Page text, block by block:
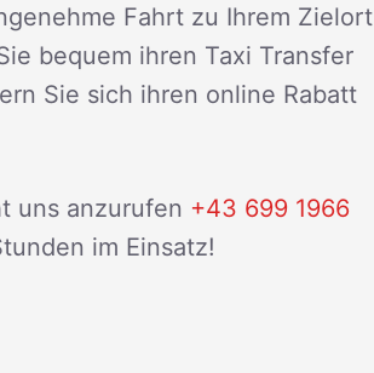
Fahrt zu Ihrem Zielort
bequem ihren Taxi Transfer
Sie sich ihren online Rabatt
uns anzurufen +43 699 1966
im Einsatz!